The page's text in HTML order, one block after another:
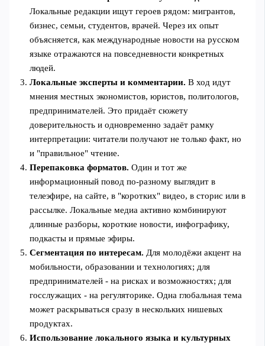
Локальные редакции ищут героев рядом: мигрантов,
бизнес, семьи, студентов, врачей. Через их опыт
объясняется, как международные новости на русском
языке отражаются на повседневности конкретных
людей.
Локальные эксперты и комментарии. В ход идут
мнения местных экономистов, юристов, политологов,
предпринимателей. Это придаёт сюжету
доверительность и одновременно задаёт рамку
интерпретации: читатели получают не только факт, но
и "правильное" чтение.
Перепаковка форматов. Один и тот же
информационный повод по‑разному выглядит в
телеэфире, на сайте, в "коротких" видео, в сторис или в
рассылке. Локальные медиа активно комбинируют
длинные разборы, короткие новости, инфографику,
подкасты и прямые эфиры.
Сегментация по интересам. Для молодёжи акцент на
мобильности, образовании и технологиях; для
предпринимателей - на рисках и возможностях; для
госслужащих - на регуляторике. Одна глобальная тема
может раскрываться сразу в нескольких нишевых
продуктах.
Использование локального языка и культурных